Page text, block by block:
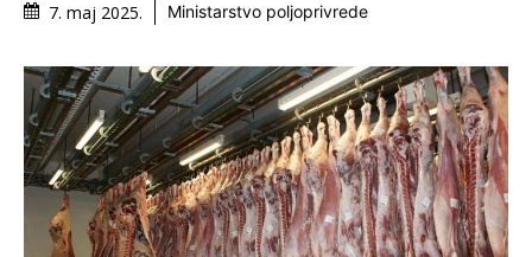
7. maj 2025. Ministarstvo poljoprivrede